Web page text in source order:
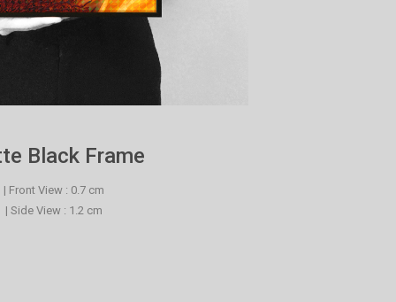
Black Frame
| Front View : 0.7 cm
| Side View : 1.2 cm